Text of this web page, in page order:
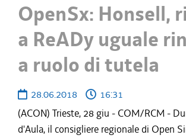
OpenSx: Honsell,
a ReADy uguale
a ruolo di tutela
28.06.2018
16:31
(ACON) Trieste, 28 giu - COM/RCM -
d'Aula, il consigliere regionale di Open